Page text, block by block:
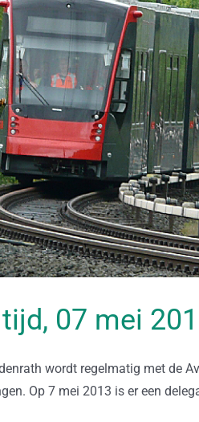
07 mei
wordt regelmatig met de
Op 7 mei 2013 is er een